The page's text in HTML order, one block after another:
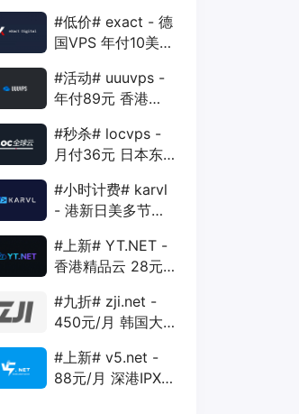
年付VPS
#低价# exact - 德
国VPS 年付10美元
1Gbps
#活动# uuuvps -
年付89元 香港
400G 30M
#秒杀# locvps -
月付36元 日本东
40G 1T 450Mbps
#小时计费# karvl
- 港新日美多节点
20G 5T 1Gbps
#上新# YT.NET -
香港精品云 28元/
AS10099+移动
CMI
#九折# zji.net -
450元/月 韩国大
优化和纯国际线路
#上新# v5.net -
88元/月 深港IPX